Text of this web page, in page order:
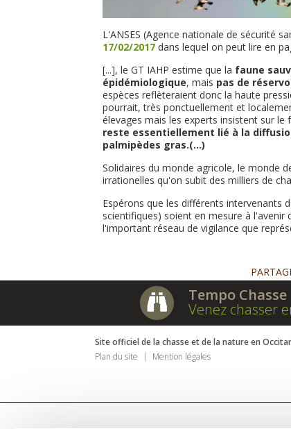
L'ANSES (Agence nationale de sécurité
17/02/2017dans lequel on peut lire en
[...], le GT IAHP estime que la faune
épidémiologique, mais pas de
espèces reflèteraient donc la haute
pourrait, très ponctuellement et
élevages mais les experts insistent sur
reste essentiellement lié à la
palmipèdes gras.(...)
Solidaires du monde agricole, le monde
irrationelles qu'on subit des milliers de
Espérons que les différents intervenants
scientifiques) soient en mesure à
l'important réseau de vigilance que
Tempo Chasse
Venez chasser
Site officiel de la chasse et de la nature en
Plan du site
Mention légales